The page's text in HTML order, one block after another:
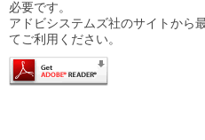
必要です。
アドビシステムズ社のサイトから
てご利用ください。